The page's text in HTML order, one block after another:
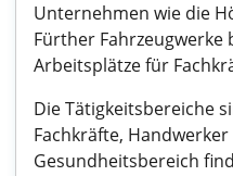
Unternehmen wie die
Fürther Fahrzeugwerke
Arbeitsplätze für
Die Tätigkeitsbereiche
Fachkräfte,
Gesundheitsbereich